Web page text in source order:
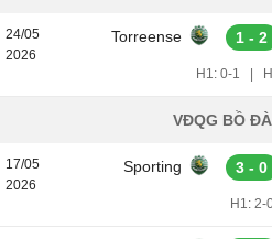
24/05
2026
Torreense 1 - 2
H1: 0-1
VĐQG BỒ
17/05
2026
Sporting 3 - 0
H1: 2-